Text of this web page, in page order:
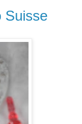
Suisse